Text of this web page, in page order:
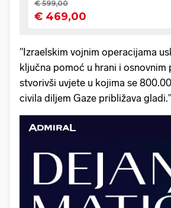
"Izraelskim vojnim operacijama
ključna pomoć u hrani i osnovnim
stvorivši uvjete u kojima se
civila diljem Gaze približava gladi."